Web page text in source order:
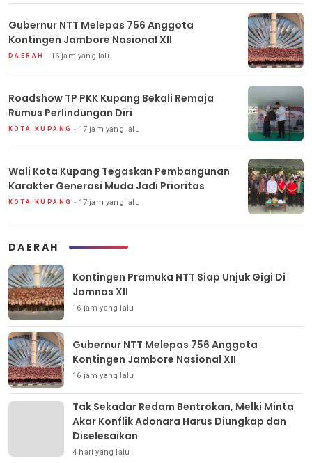
Gubernur NTT Melepas 756 Anggota
Kontingen Jambore Nasional XII
DAERAH 16 jam yang lalu
Roadshow TP PKK Kupang Bekali Remaja
Rumus Perlindungan Diri
KOTA KUPANG 17 jam yang lalu
Wali Kota Kupang Tegaskan Pembangunan
Karakter Generasi Muda Jadi Prioritas
KOTA KUPANG 17 jam yang lalu
DAERAH
Kontingen Pramuka NTT Siap Unjuk Gigi Di
Jamnas XII
16 jam yang lalu
Gubernur NTT Melepas 756 Anggota
Kontingen Jambore Nasional XII
16 jam yang lalu
Tak Sekadar Redam Bentrokan, Melki Minta
Akar Konflik Adonara Harus Diungkap dan
Diselesaikan
4 hari yang lalu